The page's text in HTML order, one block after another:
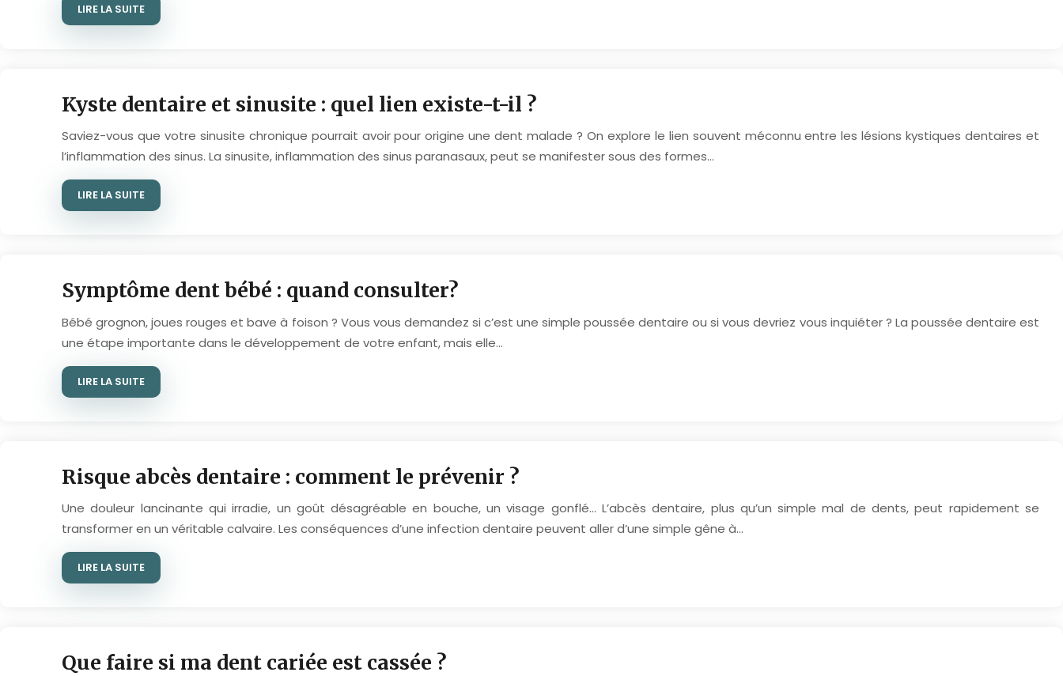
LIRE LA SUITE
Kyste dentaire et sinusite : quel lien existe-t-il ?
Saviez-vous que votre sinusite chronique pourrait avoir pour origine une dent malade ? On explore le lien souvent méconnu entre les lésions kystiques dentaires et
l’inflammation des sinus. La sinusite, inflammation des sinus paranasaux, peut se manifester sous des formes…
LIRE LA SUITE
Symptôme dent bébé : quand consulter?
Bébé grognon, joues rouges et bave à foison ? Vous vous demandez si c’est une simple poussée dentaire ou si vous devriez vous inquiéter ? La poussée dentaire est
une étape importante dans le développement de votre enfant, mais elle…
LIRE LA SUITE
Risque abcès dentaire : comment le prévenir ?
Une douleur lancinante qui irradie, un goût désagréable en bouche, un visage gonflé… L’abcès dentaire, plus qu’un simple mal de dents, peut rapidement se
transformer en un véritable calvaire. Les conséquences d’une infection dentaire peuvent aller d’une simple gêne à…
LIRE LA SUITE
Que faire si ma dent cariée est cassée ?